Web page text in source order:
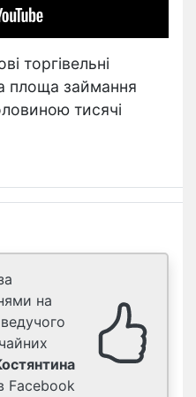
торгівельні
площа займання
тисячі
на
Facebook